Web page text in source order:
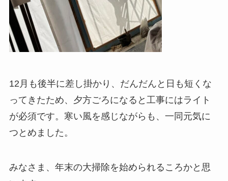
12月も後半に差し掛かり、だんだんと日も短くな
ってきたため、夕方ごろになると工事にはライト
が必須です。寒い風を感じながらも、一同元気に
つとめました。
みなさま、年末の大掃除を始められるころかと思